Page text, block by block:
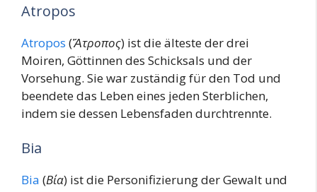
Atropos
Atropos (Ἄτροπος) ist die älteste der drei
Moiren, Göttinnen des Schicksals und der
Vorsehung. Sie war zuständig für den Tod und
beendete das Leben eines jeden Sterblichen,
indem sie dessen Lebensfaden durchtrennte.
Bia
Bia (Βία) ist die Personifizierung der Gewalt und